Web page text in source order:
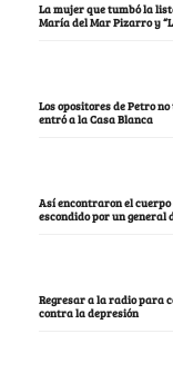
La mujer que tumbó la
María del Mar Pizarro y
Los opositores de Petro
entró a la Casa Blanca
Así encontraron el cuerpo
escondido por un general
Regresar a la radio para
contra la depresión